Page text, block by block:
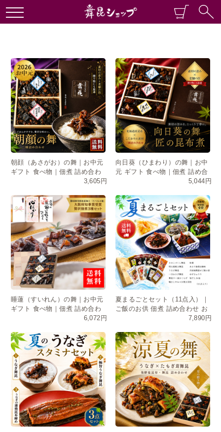
朝顔（あさがお）の舞｜お中元
ギフト 食べ物｜佃煮 詰め合わ
3,605円
向日葵（ひまわり）の舞｜お中
元 ギフト 食べ物｜佃煮 詰め合
5,044円
睡蓮（すいれん）の舞｜お中元
ギフト 食べ物｜佃煮 詰め合わ
6,072円
夏まるごとセット（11点入）｜
ご飯のお供 佃煮 詰め合わせ お
7,890円